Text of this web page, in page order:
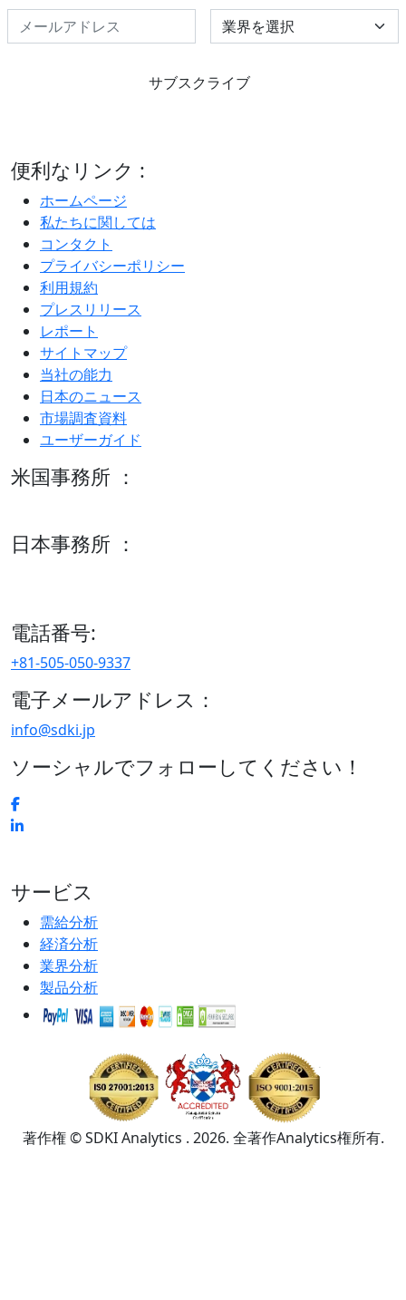
Select Industry
サブスクライブ
便利なリンク :
ホームページ
私たちに関しては
コンタクト
プライバシーポリシー
利用規約
プレスリリース
レポート
サイトマップ
当社の能力
日本のニュース
市場調査資料
ユーザーガイド
米国事務所 ：
日本事務所 ：
電話番号:
+81-505-050-9337
電子メールアドレス：
info@sdki.jp
ソーシャルでフォローしてください！
サービス
需給分析
経済分析
業界分析
製品分析
著作権 © SDKI Analytics . 2026. 全著作Analytics権所有.